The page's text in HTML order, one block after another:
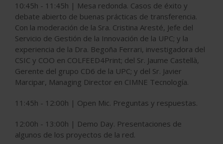
10:45h - 11:45h | Mesa redonda. Casos de éxito y
debate abierto de buenas prácticas de transferencia.
Con la moderación de la Sra. Cristina Aresté, Jefe del
Servicio de Gestión de la Innovación de la UPC; y la
experiencia de la Dra. Begoña Ferrari, investigadora del
CSIC y COO en COLFEED4Print; del Sr. Jaume Castellà,
Gerente del grupo CD6 de la UPC; y del Sr. Javier
Marcipar, Managing Director en CIMNE Tecnología.
11:45h - 12:00h | Open Mic. Preguntas y respuestas.
12:00h - 13:00h | Demo Day. Presentaciones de
algunos de los proyectos de la red.